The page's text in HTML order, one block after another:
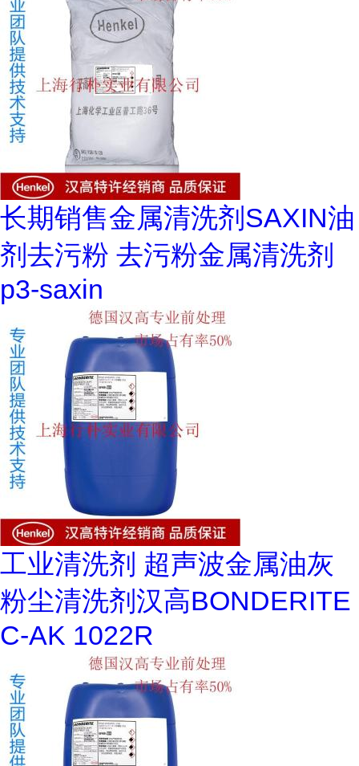
长期销售金属清洗剂SAXIN油
剂去污粉 去污粉金属清洗剂
p3-saxin
工业清洗剂 超声波金属油灰
粉尘清洗剂汉高BONDERITE
C-AK 1022R